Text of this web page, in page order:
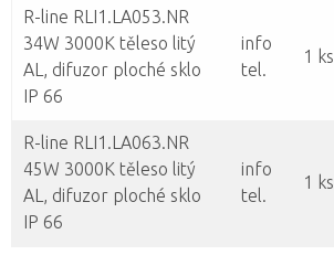
R-line RLI1.LA053.NR
34W 3000K těleso litý
AL, difuzor ploché sklo
IP 66
info
tel.
1 ks
R-line RLI1.LA063.NR
45W 3000K těleso litý
AL, difuzor ploché sklo
IP 66
info
tel.
1 ks